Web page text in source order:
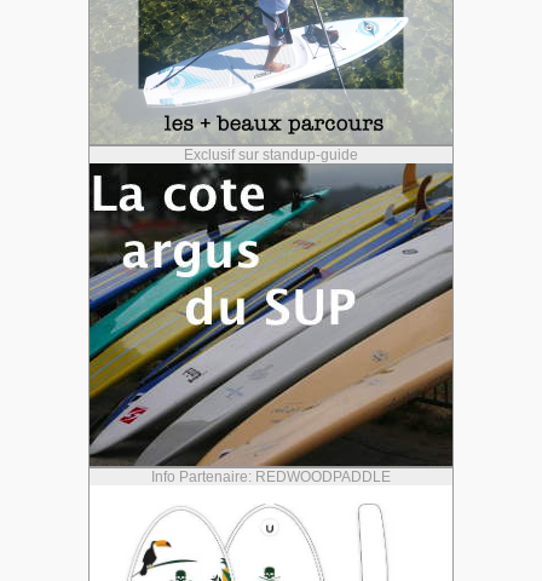
Exclusif sur standup-guide
Info Partenaire: REDWOODPADDLE